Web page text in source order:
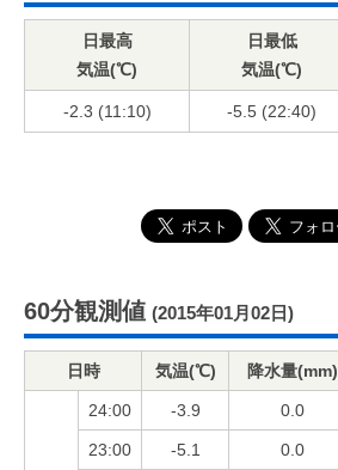
日最高
気温(℃)
日最低
気温(℃)
-2.3 (11:10) -5.5 (22:40)
60分観測値 (2015年01月02日)
日時 気温(℃) 降水量(mm)
24:00 -3.9 0.0
23:00 -5.1 0.0